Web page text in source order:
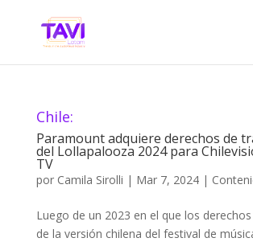
Chile:
Paramount adquiere derechos de
del Lollapalooza 2024 para
TV
por Camila Sirolli | Mar 7, 2024|
Luego de un 2023 en el que los
de la versión chilena del festival de